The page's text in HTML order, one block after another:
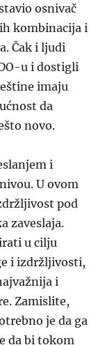
osnivač
kombinacija i
Čak i ljudi
u i dostigli
imaju
da
novo.
i
U ovom
pod
zaveslaja.
u cilju
i izdržljivosti,
i
Zamislite,
je da ga
da bitokom